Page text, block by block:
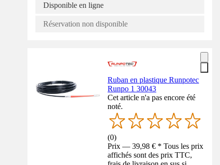
Disponible en ligne
Réservation non disponible
Ruban en plastique Runpotec
Runpo 1 30043
Cet article n'a pas encore été
noté.
(0)
Prix — 39,98 € * Tous les prix
affichés sont des prix TTC,